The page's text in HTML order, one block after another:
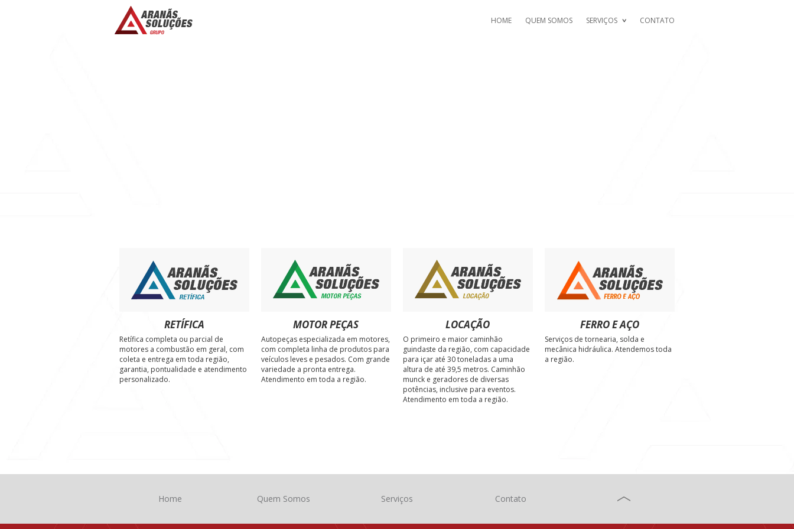
HOME QUEM SOMOS SERVIÇOS CONTATO
RETÍFICA
Retífica completa ou parcial de
motores a combustão em geral, com
coleta e entrega em toda região,
garantia, pontualidade e atendimento
personalizado.
MOTOR PEÇAS
Autopeças especializada em motores,
com completa linha de produtos para
veículos leves e pesados. Com grande
variedade a pronta entrega.
Atendimento em toda a região.
LOCAÇÃO
O primeiro e maior caminhão
guindaste da região, com capacidade
para içar até 30 toneladas a uma
altura de até 39,5 metros. Caminhão
munck e geradores de diversas
potências, inclusive para eventos.
Atendimento em toda a região.
FERRO E AÇO
Serviços de tornearia, solda e
mecânica hidráulica. Atendemos toda
a região.
Home Quem Somos Serviços Contato